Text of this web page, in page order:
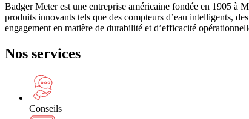
Badger Meter est une entreprise américaine fondée en 1905 à
produits innovants tels que des compteurs d’eau intelligents,
engagement en matière de durabilité et d’efficacité
Nos services
Conseils